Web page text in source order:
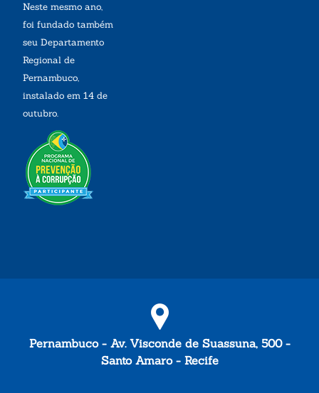
Neste mesmo ano,
foi fundado também
seu Departamento
Regional de
Pernambuco,
instalado em 14 de
outubro.
Pernambuco - Av. Visconde de Suassuna, 500 -
Santo Amaro - Recife